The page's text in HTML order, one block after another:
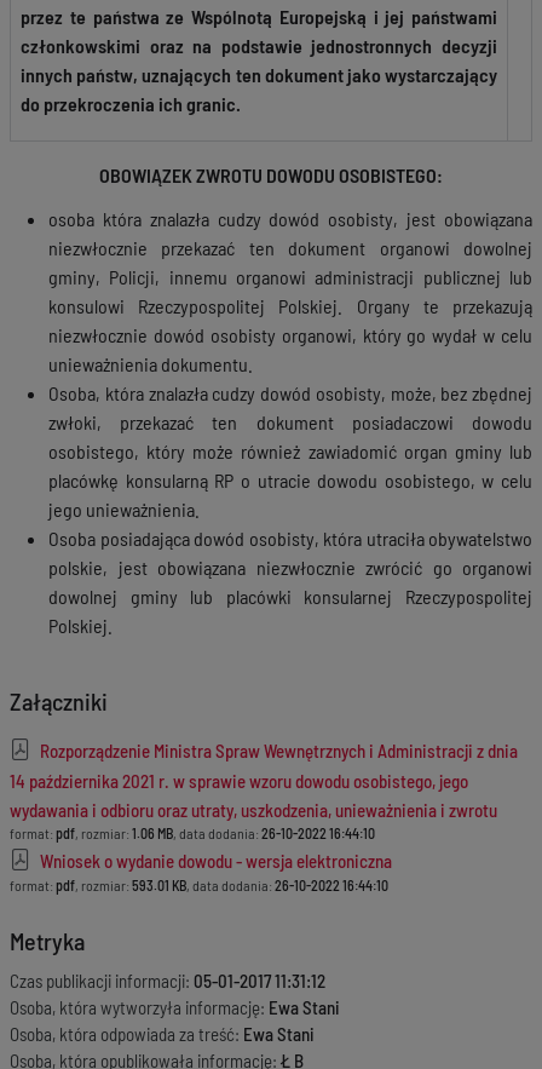
przez te państwa ze Wspólnotą Europejską i jej państwami
członkowskimi oraz na podstawie jednostronnych decyzji
innych państw, uznających ten dokument jako wystarczający
do przekroczenia ich granic.
OBOWIĄZEK ZWROTU DOWODU OSOBISTEGO:
osoba która znalazła cudzy dowód osobisty, jest obowiązana
niezwłocznie przekazać ten dokument organowi dowolnej
gminy, Policji, innemu organowi administracji publicznej lub
konsulowi Rzeczypospolitej Polskiej. Organy te przekazują
niezwłocznie dowód osobisty organowi, który go wydał w celu
unieważnienia dokumentu.
Osoba, która znalazła cudzy dowód osobisty, może, bez zbędnej
zwłoki, przekazać ten dokument posiadaczowi dowodu
osobistego, który może również zawiadomić organ gminy lub
placówkę konsularną RP o utracie dowodu osobistego, w celu
jego unieważnienia.
Osoba posiadająca dowód osobisty, która utraciła obywatelstwo
polskie, jest obowiązana niezwłocznie zwrócić go organowi
dowolnej gminy lub placówki konsularnej Rzeczypospolitej
Polskiej.
Załączniki
Rozporządzenie Ministra Spraw Wewnętrznych i Administracji z dnia
14 października 2021 r. w sprawie wzoru dowodu osobistego, jego
wydawania i odbioru oraz utraty, uszkodzenia, unieważnienia i zwrotu
format: pdf, rozmiar: 1.06 MB, data dodania: 26-10-2022 16:44:10
Wniosek o wydanie dowodu - wersja elektroniczna
format: pdf, rozmiar: 593.01 KB, data dodania: 26-10-2022 16:44:10
Metryka
Czas publikacji informacji: 05-01-2017 11:31:12
Osoba, która wytworzyła informację: Ewa Stani
Osoba, która odpowiada za treść: Ewa Stani
Osoba, która opublikowała informację: Ł B